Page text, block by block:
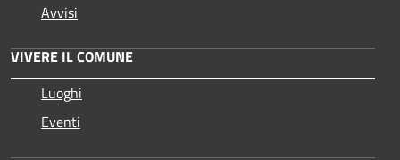
Avvisi
VIVERE IL COMUNE
Luoghi
Eventi